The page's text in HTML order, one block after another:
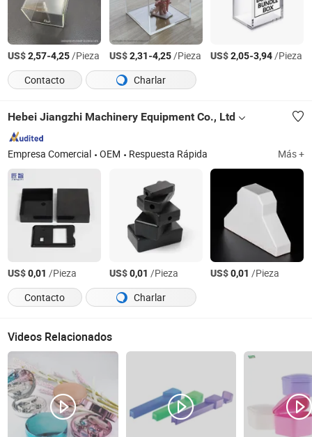
US$2,57-4,25/Pieza US$2,31-4,25/Pieza US$2,05-3,94/Pieza
Contacto
Charlar
Hebei Jiangzhi Machinery Equipment Co., Ltd
Empresa Comercial OEM Respuesta Rápida Más +
US$0,01 /Pieza US$0,01 /Pieza US$0,01 /Pieza
Contacto
Charlar
Videos Relacionados